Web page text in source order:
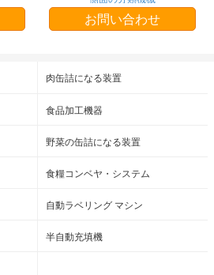
お問い合わせ
肉缶詰になる装置
食品加工機器
野菜の缶詰になる装置
食糧コンベヤ・システム
自動ラベリング マシン
半自動充填機